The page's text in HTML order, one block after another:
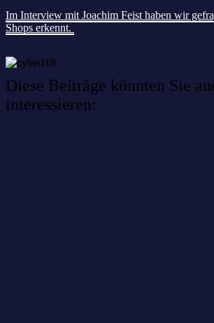
Im Interview mit Joachim Feist haben wir
Shops erkennt.
Diese Beiträge könnten Sie
interessieren: